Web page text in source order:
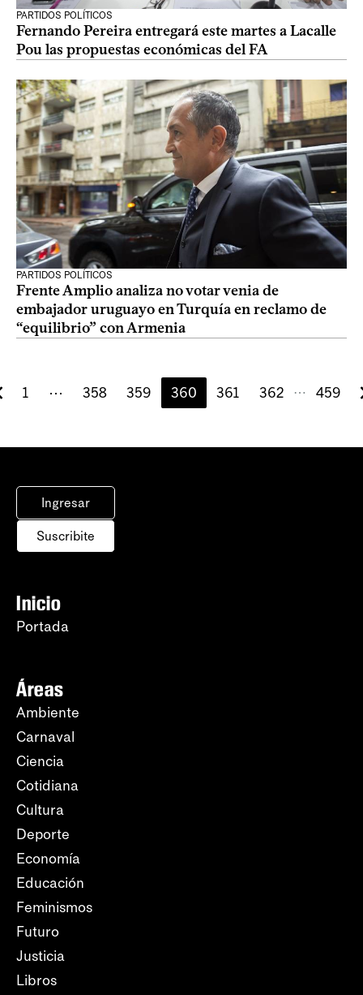
PARTIDOS POLÍTICOS
Fernando Pereira entregará este martes a Lacalle
Pou las propuestas económicas del FA
PARTIDOS POLÍTICOS
Frente Amplio analiza no votar venia de
embajador uruguayo en Turquía en reclamo de
“equilibrio” con Armenia
1 ⋯ 358 359 360 361 362 ⋯ 459
Ingresar
Suscribite
Inicio
Portada
Áreas
Ambiente
Carnaval
Ciencia
Cotidiana
Cultura
Deporte
Economía
Educación
Feminismos
Futuro
Justicia
Libros